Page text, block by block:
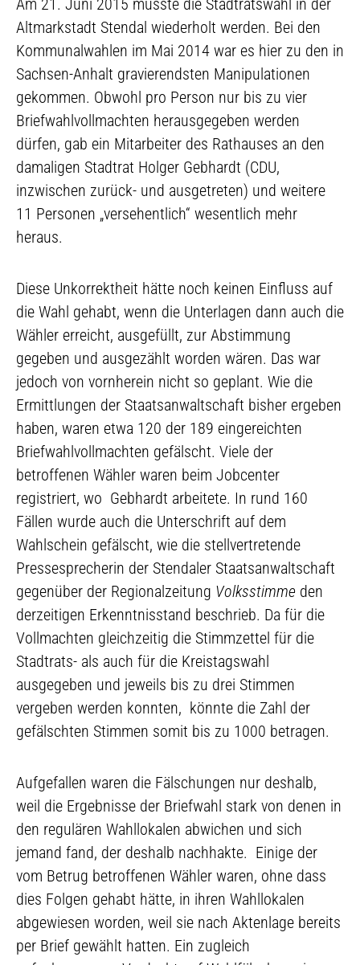
Am 21. Juni 2015 musste die Stadtratswahl in der
Altmarkstadt Stendal wiederholt werden. Bei den
Kommunalwahlen im Mai 2014 war es hier zu den in
Sachsen-Anhalt gravierendsten Manipulationen
gekommen. Obwohl pro Person nur bis zu vier
Briefwahlvollmachten herausgegeben werden
dürfen, gab ein Mitarbeiter des Rathauses an den
damaligen Stadtrat Holger Gebhardt (CDU,
inzwischen zurück- und ausgetreten) und weitere
11 Personen „versehentlich“ wesentlich mehr
heraus.
Diese Unkorrektheit hätte noch keinen Einfluss auf
die Wahl gehabt, wenn die Unterlagen dann auch die
Wähler erreicht, ausgefüllt, zur Abstimmung
gegeben und ausgezählt worden wären. Das war
jedoch von vornherein nicht so geplant. Wie die
Ermittlungen der Staatsanwaltschaft bisher ergeben
haben, waren etwa 120 der 189 eingereichten
Briefwahlvollmachten gefälscht. Viele der
betroffenen Wähler waren beim Jobcenter
registriert, wo Gebhardt arbeitete. In rund 160
Fällen wurde auch die Unterschrift auf dem
Wahlschein gefälscht, wie die stellvertretende
Pressesprecherin der Stendaler Staatsanwaltschaft
gegenüber der Regionalzeitung Volksstimme den
derzeitigen Erkenntnisstand beschrieb. Da für die
Vollmachten gleichzeitig die Stimmzettel für die
Stadtrats- als auch für die Kreistagswahl
ausgegeben und jeweils bis zu drei Stimmen
vergeben werden konnten, könnte die Zahl der
gefälschten Stimmen somit bis zu 1000 betragen.
Aufgefallen waren die Fälschungen nur deshalb,
weil die Ergebnisse der Briefwahl stark von denen in
den regulären Wahllokalen abwichen und sich
jemand fand, der deshalb nachhakte. Einige der
vom Betrug betroffenen Wähler waren, ohne dass
dies Folgen gehabt hätte, in ihren Wahllokalen
abgewiesen worden, weil sie nach Aktenlage bereits
per Brief gewählt hatten. Ein zugleich